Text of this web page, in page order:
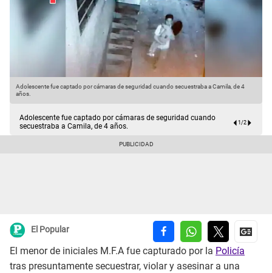
Adolescente fue captado por cámaras de seguridad cuando secuestraba a Camila, de 4
años.
Adolescente fue captado por cámaras de seguridad cuando
secuestraba a Camila, de 4 años.
1/2
El Popular
El menor de iniciales M.F.A fue capturado por la Policía
tras presuntamente secuestrar, violar y asesinar a una